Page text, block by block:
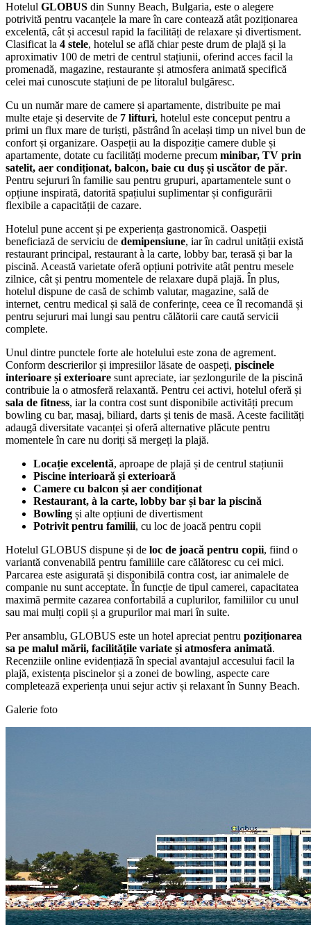
Hotelul GLOBUS din Sunny Beach, Bulgaria, este o alegere
potrivită pentru vacanțele la mare în care contează atât poziționarea
excelentă, cât și accesul rapid la facilități de relaxare și divertisment.
Clasificat la 4 stele, hotelul se află chiar peste drum de plajă și la
aproximativ 100 de metri de centrul stațiunii, oferind acces facil la
promenadă, magazine, restaurante și atmosfera animată specifică
celei mai cunoscute stațiuni de pe litoralul bulgăresc.
Cu un număr mare de camere și apartamente, distribuite pe mai
multe etaje și deservite de 7 lifturi, hotelul este conceput pentru a
primi un flux mare de turiști, păstrând în același timp un nivel bun de
confort și organizare. Oaspeții au la dispoziție camere duble și
apartamente, dotate cu facilități moderne precum minibar, TV prin
satelit, aer condiționat, balcon, baie cu duș și uscător de păr.
Pentru sejururi în familie sau pentru grupuri, apartamentele sunt o
opțiune inspirată, datorită spațiului suplimentar și configurării
flexibile a capacității de cazare.
Hotelul pune accent și pe experiența gastronomică. Oaspeții
beneficiază de serviciu de demipensiune, iar în cadrul unității există
restaurant principal, restaurant à la carte, lobby bar, terasă și bar la
piscină. Această varietate oferă opțiuni potrivite atât pentru mesele
zilnice, cât și pentru momentele de relaxare după plajă. În plus,
hotelul dispune de casă de schimb valutar, magazine, sală de
internet, centru medical și sală de conferințe, ceea ce îl recomandă și
pentru sejururi mai lungi sau pentru călătorii care caută servicii
complete.
Unul dintre punctele forte ale hotelului este zona de agrement.
Conform descrierilor și impresiilor lăsate de oaspeți, piscinele
interioare și exterioare sunt apreciate, iar șezlongurile de la piscină
contribuie la o atmosferă relaxantă. Pentru cei activi, hotelul oferă și
sala de fitness, iar la contra cost sunt disponibile activități precum
bowling cu bar, masaj, biliard, darts și tenis de masă. Aceste facilități
adaugă diversitate vacanței și oferă alternative plăcute pentru
momentele în care nu doriți să mergeți la plajă.
Locație excelentă, aproape de plajă și de centrul stațiunii
Piscine interioară și exterioară
Camere cu balcon și aer condiționat
Restaurant, à la carte, lobby bar și bar la piscină
Bowling și alte opțiuni de divertisment
Potrivit pentru familii, cu loc de joacă pentru copii
Hotelul GLOBUS dispune și de loc de joacă pentru copii, fiind o
variantă convenabilă pentru familiile care călătoresc cu cei mici.
Parcarea este asigurată și disponibilă contra cost, iar animalele de
companie nu sunt acceptate. În funcție de tipul camerei, capacitatea
maximă permite cazarea confortabilă a cuplurilor, familiilor cu unul
sau mai mulți copii și a grupurilor mai mari în suite.
Per ansamblu, GLOBUS este un hotel apreciat pentru poziționarea
sa pe malul mării, facilitățile variate și atmosfera animată.
Recenziile online evidențiază în special avantajul accesului facil la
plajă, existența piscinelor și a zonei de bowling, aspecte care
completează experiența unui sejur activ și relaxant în Sunny Beach.
Galerie foto